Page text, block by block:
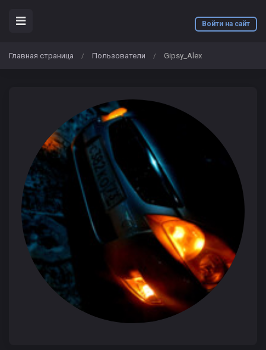
Войти на сайт
Главная страница / Пользователи / Gipsy_Alex